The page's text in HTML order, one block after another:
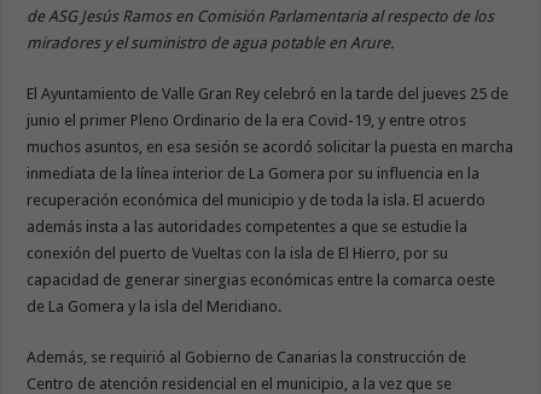
de ASG Jesús Ramos en Comisión Parlamentaria al respecto de los
miradores y el suministro de agua potable en Arure.
El Ayuntamiento de Valle Gran Rey celebró en la tarde del jueves 25 de
junio el primer Pleno Ordinario de la era Covid-19, y entre otros
muchos asuntos, en esa sesión se acordó solicitar la puesta en marcha
inmediata de la línea interior de La Gomera por su influencia en la
recuperación económica del municipio y de toda la isla. El acuerdo
además insta a las autoridades competentes a que se estudie la
conexión del puerto de Vueltas con la isla de El Hierro, por su
capacidad de generar sinergias económicas entre la comarca oeste
de La Gomera y la isla del Meridiano.
Además, se requirió al Gobierno de Canarias la construcción de
Centro de atención residencial en el municipio, a la vez que se